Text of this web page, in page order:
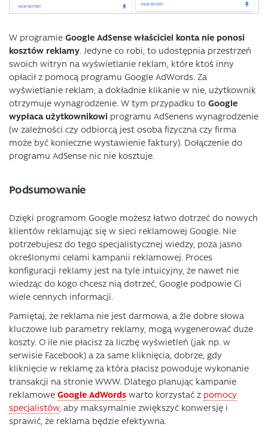
W programie Google AdSense właściciel konta nie ponosi
kosztów reklamy. Jedyne co robi, to udostępnia przestrzeń
swoich witryn na wyświetlanie reklam, które ktoś inny
opłacił z pomocą programu Google AdWords. Za
wyświetlanie reklam, a dokładnie klikanie w nie, użytkownik
otrzymuje wynagrodzenie. W tym przypadku to Google
wypłaca użytkownikowi programu AdSenens wynagrodzenie
(w zależności czy odbiorcą jest osoba fizyczna czy firma
może być konieczne wystawienie faktury). Dołączenie do
programu AdSense nic nie kosztuje.
Podsumowanie
Dzięki programom Google możesz łatwo dotrzeć do nowych
klientów reklamując się w sieci reklamowej Google. Nie
potrzebujesz do tego specjalistycznej wiedzy, poza jasno
określonymi celami kampanii reklamowej. Proces
konfiguracji reklamy jest na tyle intuicyjny, że nawet nie
wiedząc do kogo chcesz nią dotrzeć, Google podpowie Ci
wiele cennych informacji.
Pamiętaj, że reklama nie jest darmowa, a źle dobre słowa
kluczowe lub parametry reklamy, mogą wygenerować duże
koszty. O ile nie płacisz za liczbę wyświetleń (jak np. w
serwisie Facebook) a za same kliknięcia, dobrze, gdy
kliknięcie w reklamę za która płacisz powoduje wykonanie
transakcji na stronie WWW. Dlatego planując kampanie
reklamowe Google AdWords warto korzystać z pomocy
specjalistów, aby maksymalnie zwiększyć konwersję i
sprawić, że reklama będzie efektywna.